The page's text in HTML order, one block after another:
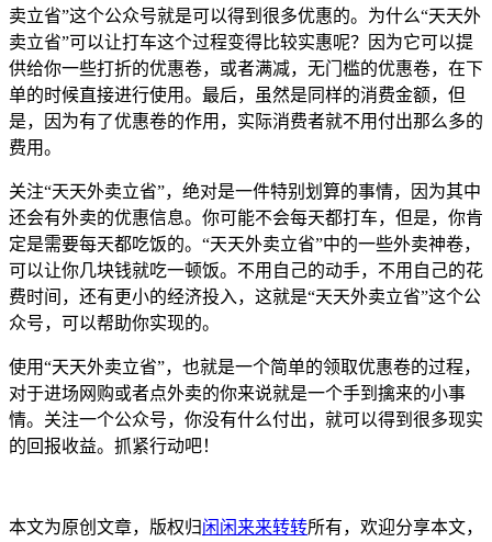
卖立省”这个公众号就是可以得到很多优惠的。为什么“天天外
卖立省”可以让打车这个过程变得比较实惠呢？因为它可以提
供给你一些打折的优惠卷，或者满减，无门槛的优惠卷，在下
单的时候直接进行使用。最后，虽然是同样的消费金额，但
是，因为有了优惠卷的作用，实际消费者就不用付出那么多的
费用。
关注“天天外卖立省”，绝对是一件特别划算的事情，因为其中
还会有外卖的优惠信息。你可能不会每天都打车，但是，你肯
定是需要每天都吃饭的。“天天外卖立省”中的一些外卖神卷，
可以让你几块钱就吃一顿饭。不用自己的动手，不用自己的花
费时间，还有更小的经济投入，这就是“天天外卖立省”这个公
众号，可以帮助你实现的。
使用“天天外卖立省”，也就是一个简单的领取优惠卷的过程，
对于进场网购或者点外卖的你来说就是一个手到擒来的小事
情。关注一个公众号，你没有什么付出，就可以得到很多现实
的回报收益。抓紧行动吧！
本文为原创文章，版权归闲闲来来转转所有，欢迎分享本文，